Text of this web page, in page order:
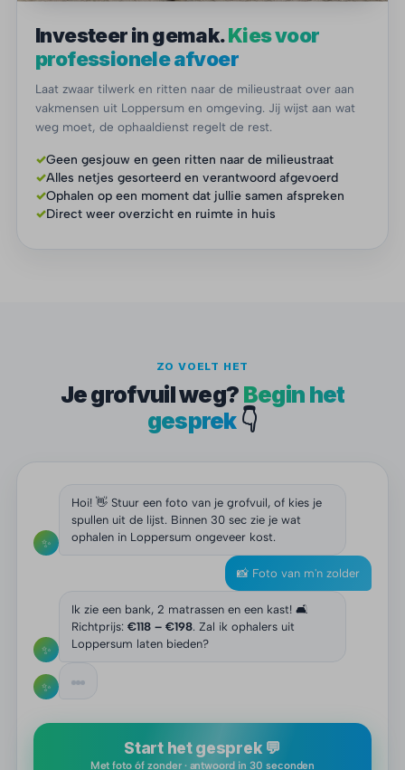
Investeer in gemak.Kies voor
professionele afvoer
Laat zwaar tilwerk en ritten naar de milieustraat over aan
vakmensen uit Loppersum en omgeving. Jij wijst aan wat
weg moet, de ophaaldienst regelt de rest.
✓Geen gesjouw en geen ritten naar de milieustraat
✓Alles netjes gesorteerd en verantwoord afgevoerd
✓Ophalen op een moment dat jullie samen afspreken
✓Direct weer overzicht en ruimte in huis
ZO VOELT HET
Je grofvuil weg? Begin het
gesprek👇
✨
Hoi! 👋 Stuur een foto van je grofvuil, of kies je
spullen uit de lijst. Binnen 30 sec zie je wat
ophalen in Loppersum ongeveer kost.
📸 Foto van m'n zolder
✨
Ik zie een bank, 2 matrassen en een kast! 🛋️
Richtprijs: €118 – €198. Zal ik ophalers uit
Loppersum laten bieden?
✨
Start het gesprek 💬
Met foto óf zonder · antwoord in 30 seconden